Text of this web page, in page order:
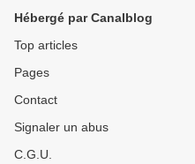
Hébergé par Canalblog
Top articles
Pages
Contact
Signaler un abus
C.G.U.